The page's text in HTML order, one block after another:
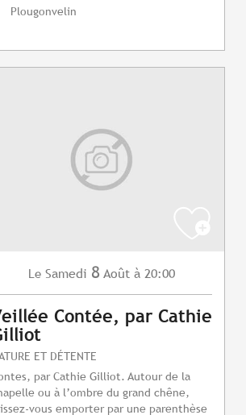
Plougonvelin
Le Samedi 8 Août à 20:00
Contée, par Cathie
ET DÉTENTE
par Cathie Gilliot. Autour de la
ou à l’ombre du grand chêne,
vous emporter par une parenthèse